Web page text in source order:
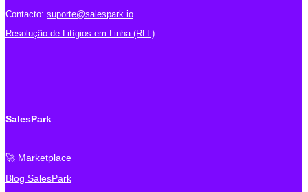
Contacto: suporte@salespark.io
Resolução de Litígios em Linha (RLL)
SalesPark
🚀 Marketplace
Blog SalesPark